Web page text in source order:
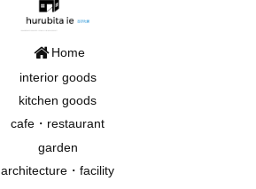
Home
interior goods
kitchen goods
cafe・restaurant
garden
architecture・facility